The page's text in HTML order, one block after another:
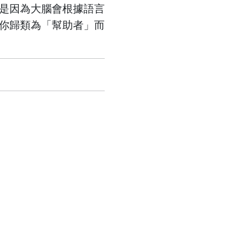
因為大腦會根據語言
歸類為「幫助者」而